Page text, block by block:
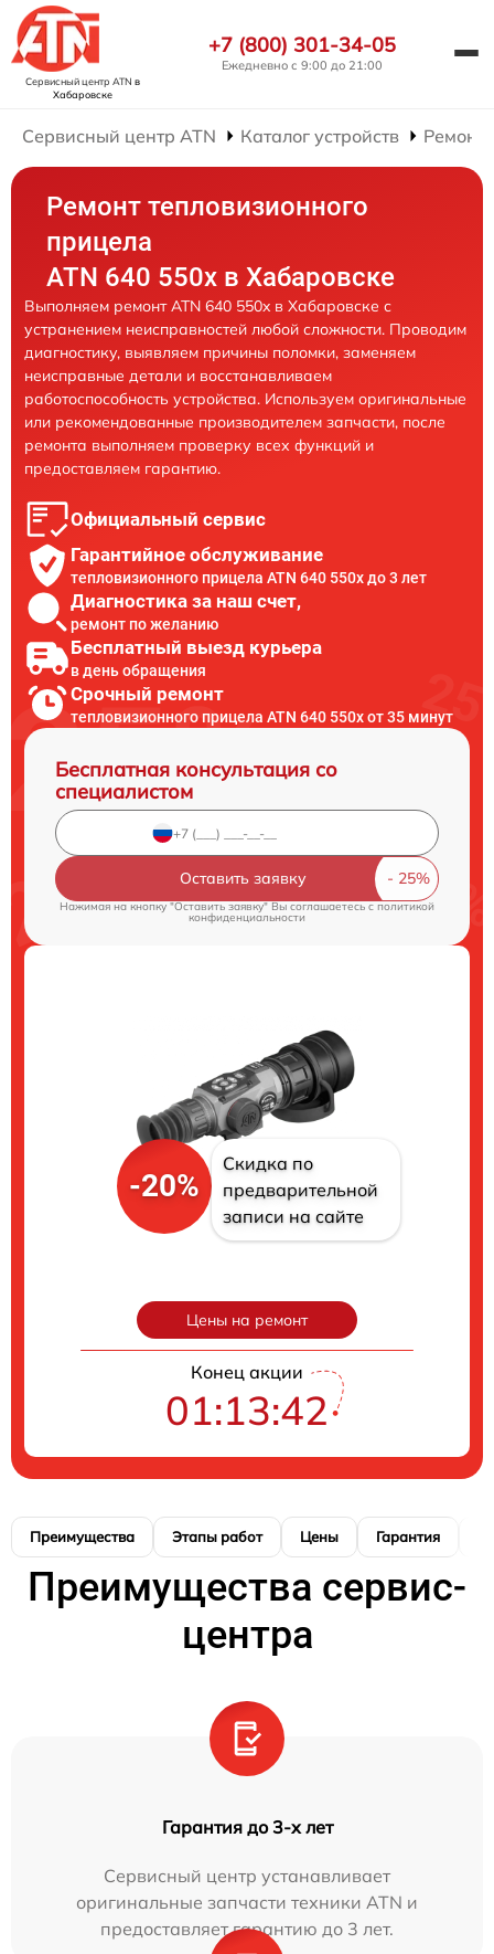
Сервисный центр ATN в
Хабаровске
+7 (800) 301-34-05
Ежедневно с 9:00 до 21:00
Сервисный центр ATN Каталог устройств Ремонт
Ремонт тепловизионного
прицела
ATN 640 550x в Хабаровске
Выполняем ремонт ATN 640 550x в Хабаровске с
устранением неисправностей любой сложности. Проводим
диагностику, выявляем причины поломки, заменяем
неисправные детали и восстанавливаем
работоспособность устройства. Используем оригинальные
или рекомендованные производителем запчасти, после
ремонта выполняем проверку всех функций и
предоставляем гарантию.
Официальный сервис
Гарантийное обслуживание
тепловизионного прицела ATN 640 550x до 3 лет
Диагностика за наш счет,
ремонт по желанию
Бесплатный выезд курьера
в день обращения
Срочный ремонт
тепловизионного прицела ATN 640 550x от 35 минут
Бесплатная консультация со
специалистом
Оставить заявку
Нажимая на кнопку "Оставить заявку" Вы соглашаетесь cполитикой
конфиденциальности
-20%
Скидка по
предварительной
записи на сайте
Цены на ремонт
Конец акции
01:13:41
Преимущества Этапы работ Цены Гарантия
Преимущества сервис-
центра
Гарантия до 3-х лет
Сервисный центр устанавливает
оригинальные запчасти техники ATN и
предоставляет гарантию до 3 лет.